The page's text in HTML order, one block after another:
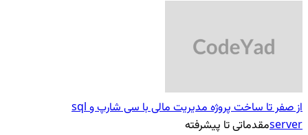
از صفر تا ساخت پروژه مدیریت مالی با سی شارپ و sql
serverمقدماتی تا پیشرفته